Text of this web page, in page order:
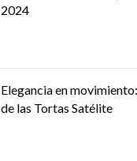
2024
Elegancia en
de las Tortas Satélite